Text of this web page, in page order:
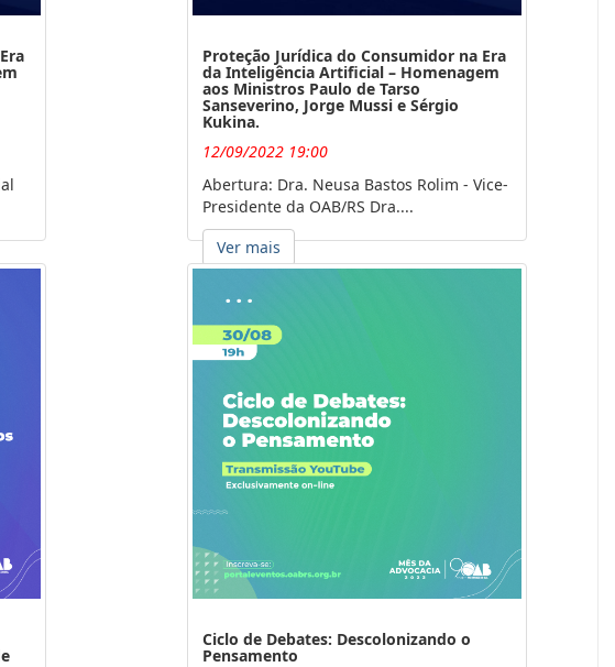
Proteção Jurídica do Consumidor na Era
da Inteligência Artificial – Homenagem
aos Ministros Paulo de Tarso
Sanseverino, Jorge Mussi e Sérgio
Kukina.
12/09/2022 19:00
Abertura: Dra. Neusa Bastos Rolim - Vice-
Presidente da OAB/RS Dra....
Ver mais
Ciclo de Debates: Descolonizando o
Pensamento